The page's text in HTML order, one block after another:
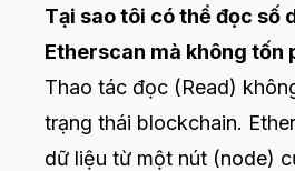
Tại sao tôi có thể đọc số
Etherscan mà không tốn
Thao tác đọc (Read)
trạng thái blockchain.
dữ liệu từ một nút (node)